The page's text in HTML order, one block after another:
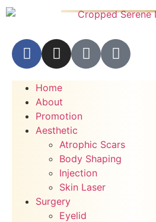
Home
About
Promotion
Aesthetic
Atrophic Scars
Body Shaping
Injection
Skin Laser
Surgery
Eyelid